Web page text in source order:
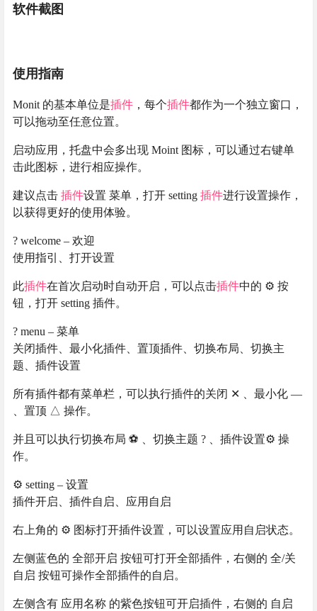
软件截图
使用指南
Monit 的基本单位是插件 ，每个插件都作为一个独立窗口，
可以拖动至任意位置。
启动应用，托盘中会多出现 Moint 图标，可以通过右键单
击此图标，进行相应操作。
建议点击 插件设置 菜单，打开 setting 插件进行设置操作，
以获得更好的使用体验。
? welcome – 欢迎
使用指引、打开设置
此插件在首次启动时自动开启，可以点击插件中的 ⚙️ 按
钮，打开 setting 插件。
? menu – 菜单
关闭插件、最小化插件、置顶插件、切换布局、切换主
题、插件设置
所有插件都有菜单栏，可以执行插件的关闭 ✕ 、最小化 —
、置顶 △ 操作。
并且可以执行切换布局 ⚽ 、切换主题 ? 、插件设置⚙️ 操
作。
⚙️ setting – 设置
插件开启、插件自启、应用自启
右上角的 ⚙️ 图标打开插件设置，可以设置应用自启状态。
左侧蓝色的 全部开启 按钮可打开全部插件，右侧的 全/关
自启 按钮可操作全部插件的自启。
左侧含有 应用名称 的紫色按钮可开启插件，右侧的 自启